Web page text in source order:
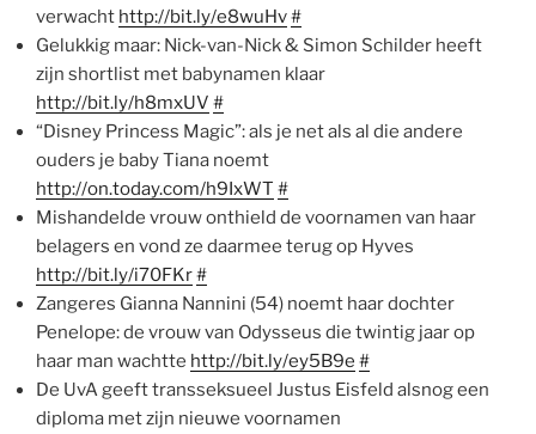
verwacht http://bit.ly/e8wuHv#
Gelukkig maar: Nick-van-Nick & Simon Schilder heeft
zijn shortlist met babynamen klaar
http://bit.ly/h8mxUV #
“Disney Princess Magic”: als je net als al die andere
ouders je baby Tiana noemt
http://on.today.com/h9IxWT #
Mishandelde vrouw onthield de voornamen van haar
belagers en vond ze daarmee terug op Hyves
http://bit.ly/i70FKr#
Zangeres Gianna Nannini (54) noemt haar dochter
Penelope: de vrouw van Odysseus die twintig jaar op
haar man wachtte http://bit.ly/ey5B9e #
De UvA geeft transseksueel Justus Eisfeld alsnog een
diploma met zijn nieuwe voornamen